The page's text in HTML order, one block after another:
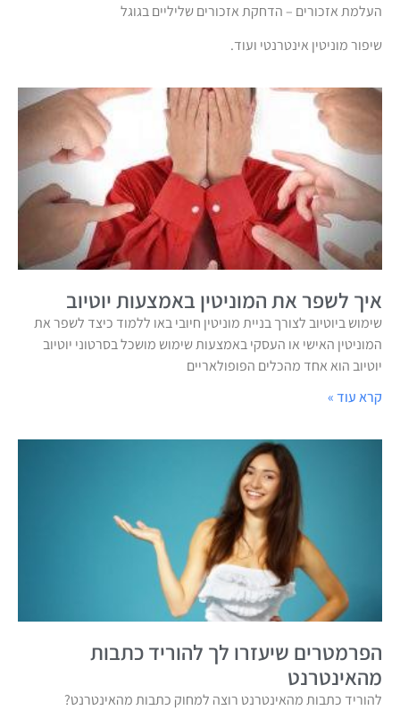
העלמת אזכורים – הדחקת אזכורים שליליים בגוגל
שיפור מוניטין אינטרנטי ועוד.
איך לשפר את המוניטין באמצעות יוטיוב
שימוש ביוטיוב לצורך בניית מוניטין חיובי באו ללמוד כיצד לשפר את
המוניטין האישי או העסקי באמצעות שימוש מושכל בסרטוני יוטיוב
יוטיוב הוא אחד מהכלים הפופולאריים
קרא עוד »
הפרמטרים שיעזרו לך להוריד כתבות
מהאינטרנט
להוריד כתבות מהאינטרנט רוצה למחוק כתבות מהאינטרנט?